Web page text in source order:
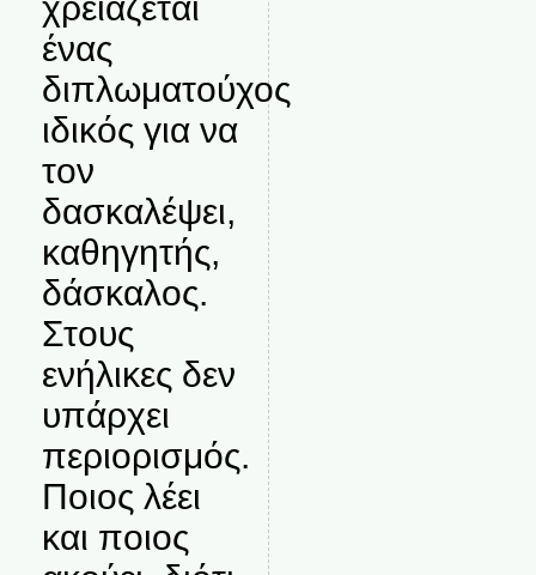
ένας
διπλωματούχος
ιδικός για να
τον
δασκαλέψει,
καθηγητής,
δάσκαλος.
Στους
ενήλικες δεν
υπάρχει
περιορισμός.
Ποιος λέει
και ποιος